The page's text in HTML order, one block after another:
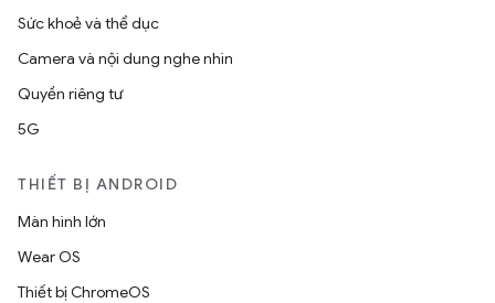
Sức khoẻ và thể dục
Camera và nội dung nghe nhìn
Quyền riêng tư
5G
THIẾT BỊ ANDROID
Màn hình lớn
Wear OS
Thiết bị ChromeOS